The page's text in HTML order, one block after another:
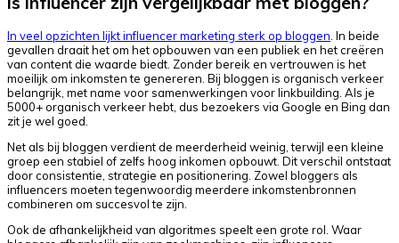
In veel opzichten lijkt influencer marketing sterk op bloggen . In beide
gevallen draait het om het opbouwen van een publiek en het creëren
van content die waarde biedt. Zonder bereik en vertrouwen is het
moeilijk om inkomsten te genereren. Bij bloggen is organisch verkeer
belangrijk, met name voor samenwerkingen voor linkbuilding. Als je
5000+ organisch verkeer hebt, dus bezoekers via Google en Bing dan
zit je wel goed.
Net als bij bloggen verdient de meerderheid weinig, terwijl een kleine
groep een stabiel of zelfs hoog inkomen opbouwt. Dit verschil ontstaat
door consistentie, strategie en positionering. Zowel bloggers als
influencers moeten tegenwoordig meerdere inkomstenbronnen
combineren om succesvol te zijn.
Ook de afhankelijkheid van algoritmes speelt een grote rol. Waar